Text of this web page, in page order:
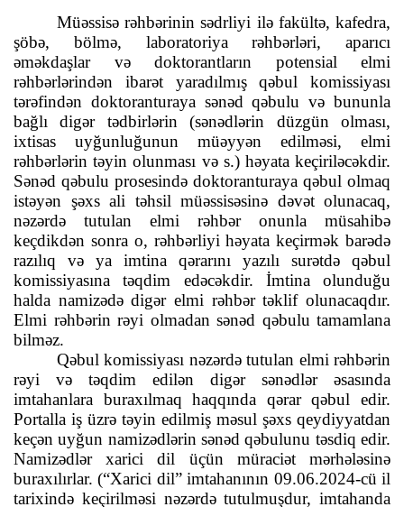
Müəssisə rəhbərinin sədrliyi ilə fakültə, kafedra,
şöbə, bölmə, laboratoriya rəhbərləri, aparıcı
əməkdaşlar və doktorantların potensial elmi
rəhbərlərindən ibarət yaradılmış qəbul komissiyası
tərəfindən doktoranturaya sənəd qəbulu və bununla
bağlı digər tədbirlərin (sənədlərin düzgün olması,
ixtisas uyğunluğunun müəyyən edilməsi, elmi
rəhbərlərin təyin olunması və s.) həyata keçiriləcəkdir.
Sənəd qəbulu prosesində doktoranturaya qəbul olmaq
istəyən şəxs ali təhsil müəssisəsinə dəvət olunacaq,
nəzərdə tutulan elmi rəhbər onunla müsahibə
keçdikdən sonra o, rəhbərliyi həyata keçirmək barədə
razılıq və ya imtina qərarını yazılı surətdə qəbul
komissiyasına təqdim edəcəkdir. İmtina olunduğu
halda namizədə digər elmi rəhbər təklif olunacaqdır.
Elmi rəhbərin rəyi olmadan sənəd qəbulu tamamlana
bilməz.
Qəbul komissiyası nəzərdə tutulan elmi rəhbərin
rəyi və təqdim edilən digər sənədlər əsasında
imtahanlara buraxılmaq haqqında qərar qəbul edir.
Portalla iş üzrə təyin edilmiş məsul şəxs qeydiyyatdan
keçən uyğun namizədlərin sənəd qəbulunu təsdiq edir.
Namizədlər xarici dil üçün müraciət mərhələsinə
buraxılırlar. (“Xarici dil” imtahanının 09.06.2024-cü il
tarixində keçirilməsi nəzərdə tutulmuşdur, imtahanda